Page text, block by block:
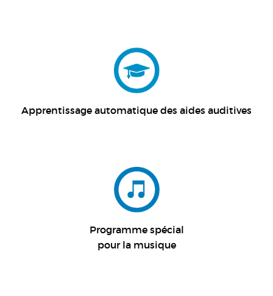
Apprentissage automatique des aides auditives
Programme spécial
pour la musique